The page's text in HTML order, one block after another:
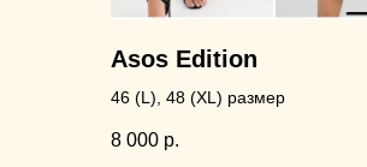
Asos Edition
46 (L), 48 (XL) размер
8 000 р.